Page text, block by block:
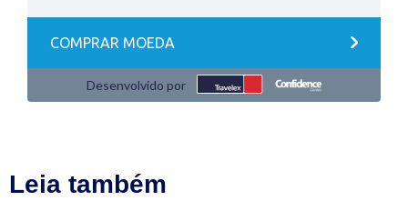
Leia também